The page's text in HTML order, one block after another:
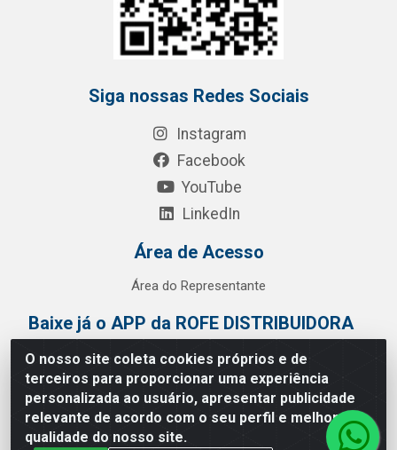
O nosso site coleta cookies próprios e de
terceiros para proporcionar uma experiência
personalizada ao usuário, apresentar publicidade
relevante de acordo com o seu perfil e melhorar a
qualidade do nosso site.
Siga nossas Redes Sociais
Instagram
Facebook
YouTube
LinkedIn
Área de Acesso
Área do Representante
Baixe já o APP da ROFE DISTRIBUIDORA